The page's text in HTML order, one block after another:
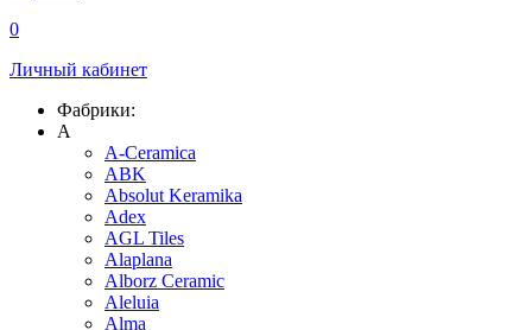
0
Личный кабинет
Фабрики:
A
A-Ceramica
ABK
Absolut Keramika
Adex
AGL Tiles
Alaplana
Alborz Ceramic
Aleluia
Alma